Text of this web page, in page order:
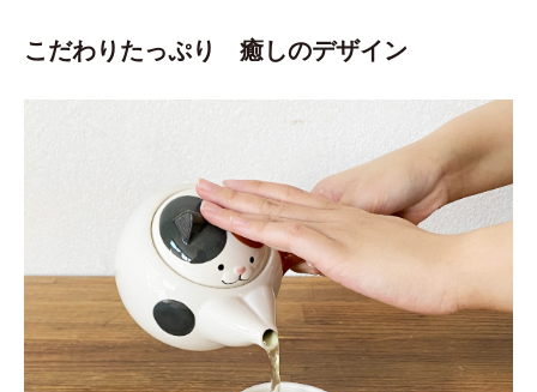
こだわりたっぷり 癒しのデザイン